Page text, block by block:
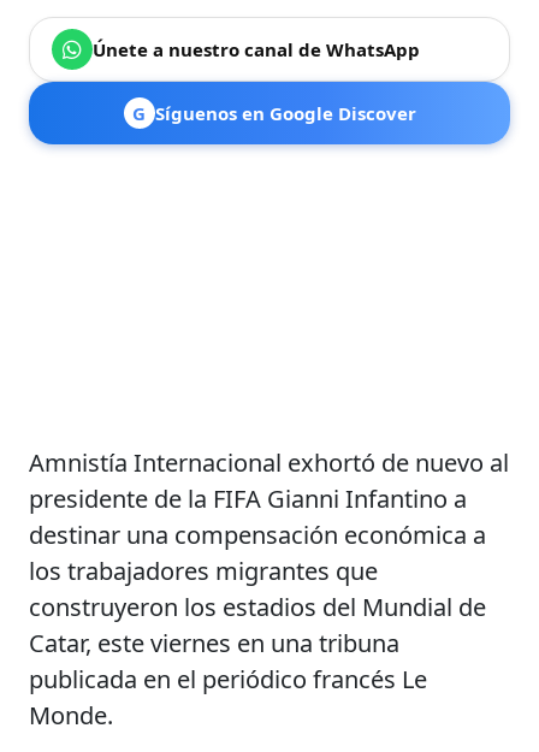
Únete a nuestro canal de WhatsApp
G Síguenos en Google Discover
Amnistía Internacional exhortó de nuevo al
presidente de la FIFA Gianni Infantino a
destinar una compensación económica a
los trabajadores migrantes que
construyeron los estadios del Mundial de
Catar, este viernes en una tribuna
publicada en el periódico francés Le
Monde.